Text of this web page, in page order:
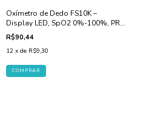
Oxímetro de Dedo FS10K –
Display LED, SpO2 0%-100%, PR
25-250 bpm, Compacto
R$90,44
12 x de R$9,30